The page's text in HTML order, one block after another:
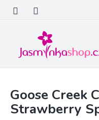
obsah
Goose Creek
Strawberry